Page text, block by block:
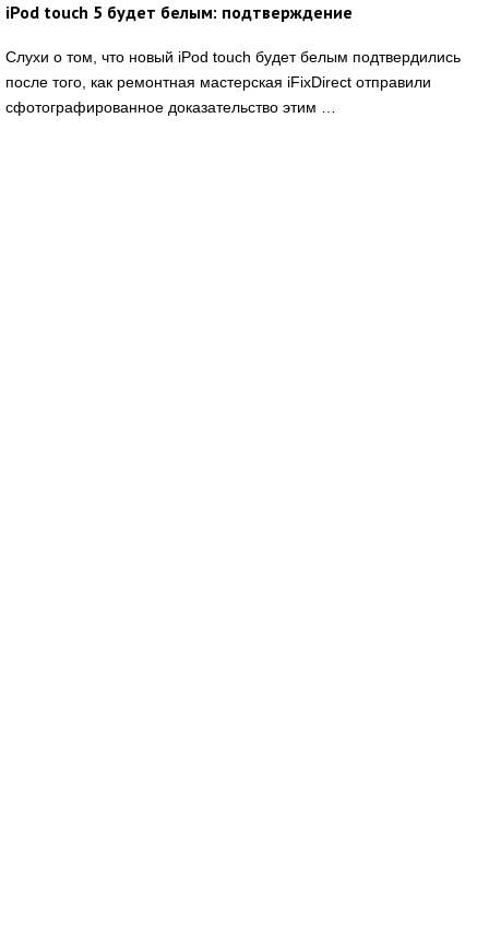
iPod touch 5 будет белым: подтверждение
Слухи о том, что новый iPod touch будет белым подтвердились
после того, как ремонтная мастерская iFixDirect отправили
сфотографированное доказательство этим …